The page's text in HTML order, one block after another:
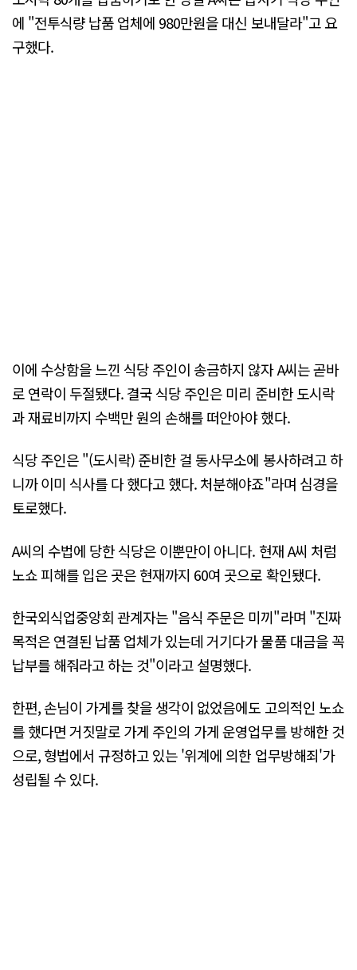
에 "전투식량 납품 업체에 980만원을 대신 보내달라"고 요
구했다.
이에 수상함을 느낀 식당 주인이 송금하지 않자 A씨는 곧바
로 연락이 두절됐다. 결국 식당 주인은 미리 준비한 도시락
과 재료비까지 수백만 원의 손해를 떠안아야 했다.
식당 주인은 "(도시락) 준비한 걸 동사무소에 봉사하려고 하
니까 이미 식사를 다 했다고 했다. 처분해야죠"라며 심경을
토로했다.
A씨의 수법에 당한 식당은 이뿐만이 아니다. 현재 A씨 처럼
노쇼 피해를 입은 곳은 현재까지 60여 곳으로 확인됐다.
한국외식업중앙회 관계자는 "음식 주문은 미끼"라며 "진짜
목적은 연결된 납품 업체가 있는데 거기다가 물품 대금을 꼭
납부를 해줘라고 하는 것"이라고 설명했다.
한편, 손님이 가게를 찾을 생각이 없었음에도 고의적인 노쇼
를 했다면 거짓말로 가게 주인의 가게 운영업무를 방해한 것
으로, 형법에서 규정하고 있는 '위계에 의한 업무방해죄'가
성립될 수 있다.